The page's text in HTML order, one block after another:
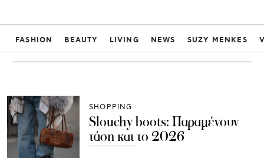
FASHION BEAUTY LIVING NEWS SUZY MENKES
SHOPPING
Slouchy boots: Παραμένουν
τάση και το 2026